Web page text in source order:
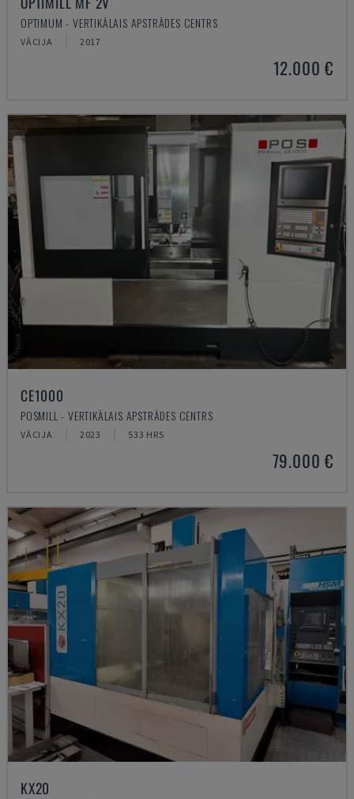
OPTIMUM - VERTIKĀLAIS APSTRĀDES CENTRS
VĀCIJA 2017
12.000 €
CE1000
POSMILL - VERTIKĀLAIS APSTRĀDES CENTRS
VĀCIJA 2023 533 HRS
79.000 €
KX20